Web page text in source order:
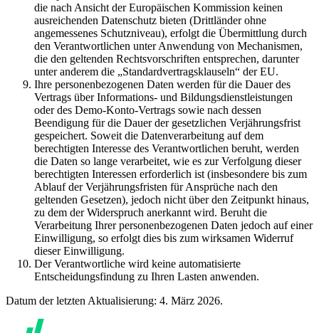
die nach Ansicht der Europäischen Kommission keinen
ausreichenden Datenschutz bieten (Drittländer ohne
angemessenes Schutzniveau), erfolgt die Übermittlung durch
den Verantwortlichen unter Anwendung von Mechanismen,
die den geltenden Rechtsvorschriften entsprechen, darunter
unter anderem die „Standardvertragsklauseln“ der EU.
Ihre personenbezogenen Daten werden für die Dauer des
Vertrags über Informations- und Bildungsdienstleistungen
oder des Demo-Konto-Vertrags sowie nach dessen
Beendigung für die Dauer der gesetzlichen Verjährungsfrist
gespeichert. Soweit die Datenverarbeitung auf dem
berechtigten Interesse des Verantwortlichen beruht, werden
die Daten so lange verarbeitet, wie es zur Verfolgung dieser
berechtigten Interessen erforderlich ist (insbesondere bis zum
Ablauf der Verjährungsfristen für Ansprüche nach den
geltenden Gesetzen), jedoch nicht über den Zeitpunkt hinaus,
zu dem der Widerspruch anerkannt wird. Beruht die
Verarbeitung Ihrer personenbezogenen Daten jedoch auf einer
Einwilligung, so erfolgt dies bis zum wirksamen Widerruf
dieser Einwilligung.
Der Verantwortliche wird keine automatisierte
Entscheidungsfindung zu Ihren Lasten anwenden.
Datum der letzten Aktualisierung: 4. März 2026.